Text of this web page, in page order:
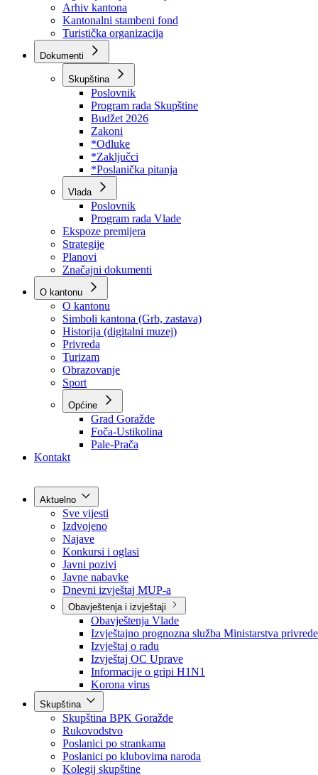
BPK šume
RTV BPK
Agencija za privatizaciju
Arhiv kantona
Kantonalni stambeni fond
Turistička organizacija
Dokumenti
Skupština
Poslovnik
Program rada Skupštine
Budžet 2026
Zakoni
*Odluke
*Zaključci
*Poslanička pitanja
Vlada
Poslovnik
Program rada Vlade
Ekspoze premijera
Strategije
Planovi
Značajni dokumenti
O kantonu
O kantonu
Simboli kantona (Grb, zastava)
Historija (digitalni muzej)
Privreda
Turizam
Obrazovanje
Sport
Općine
Kontakt
Aktuelno
Sve vijesti
Izdvojeno
Najave
Konkursi i oglasi
Javni pozivi
Javne nabavke
Dnevni izvještaj MUP-a
Obavještenja i izvještaji
Obavještenja Vlade
Izvještajno prognozna služba Ministarstva privrede
Izvještaj o radu
Izvještaj OC Uprave
Informacije o gripi H1N1
Korona virus
Skupština
Skupština BPK Goražde
Rukovodstvo